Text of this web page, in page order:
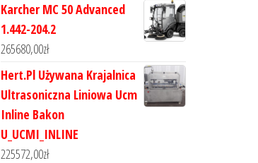
Karcher MC 50 Advanced
1.442-204.2
265680,00zł
Hert.Pl Używana Krajalnica
Ultrasoniczna Liniowa Ucm
Inline Bakon
U_UCMI_INLINE
225572,00zł